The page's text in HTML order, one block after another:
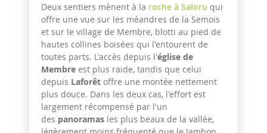
Deux sentiers mènent à la roche à Saloru qui
offre une vue sur les méandres de la Semois
et sur le village de Membre, blotti au pied de
hautes collines boisées qui l'entourent de
toutes parts. L'accès depuis l'église de
Membre est plus raide, tandis que celui
depuis Laforêt offre une montée nettement
plus douce. Dans les deux cas, l'effort est
largement récompensé par l'un
des panoramas les plus beaux de la vallée,